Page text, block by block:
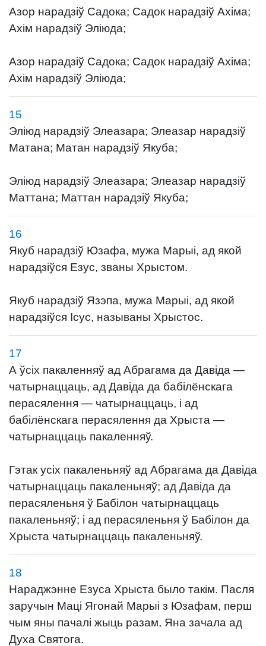
Азор нарадзіў Садока; Садок нарадзіў Ахіма;
Ахім нарадзіў Эліюда;
Азор нарадзіў Садока; Садок нарадзіў Ахіма;
Ахім нарадзіў Эліюда;
15
Эліюд нарадзіў Элеазара; Элеазар нарадзіў
Матана; Матан нарадзіў Якуба;
Эліюд нарадзіў Элеазара; Элеазар нарадзіў
Маттана; Маттан нарадзіў Якуба;
16
Якуб нарадзіў Юзафа, мужа Марыі, ад якой
нарадзіўся Езус, званы Хрыстом.
Якуб нарадзіў Язэпа, мужа Марыі, ад якой
нарадзіўся Ісус, называны Хрыстос.
17
А ўсіх пакаленняў ад Абрагама да Давіда —
чатырнаццаць, ад Давіда да бабілёнскага
перасялення — чатырнаццаць, і ад
бабілёнскага перасялення да Хрыста —
чатырнаццаць пакаленняў.
Гэтак усіх пакаленьняў ад Абрагама да Давіда
чатырнаццаць пакаленьняў; ад Давіда да
перасяленьня ў Бабілон чатырнаццаць
пакаленьняў; і ад перасяленьня ў Бабілон да
Хрыста чатырнаццаць пакаленьняў.
18
Нараджэнне Езуса Хрыста было такім. Пасля
заручын Маці Ягонай Марыі з Юзафам, перш
чым яны пачалі жыць разам, Яна зачала ад
Духа Святога.